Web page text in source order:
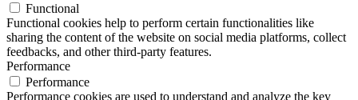
Functional
Functional cookies help to perform certain functionalities like
sharing the content of the website on social media platforms, collect
feedbacks, and other third-party features.
Performance
Performance
Performance cookies are used to understand and analyze the key